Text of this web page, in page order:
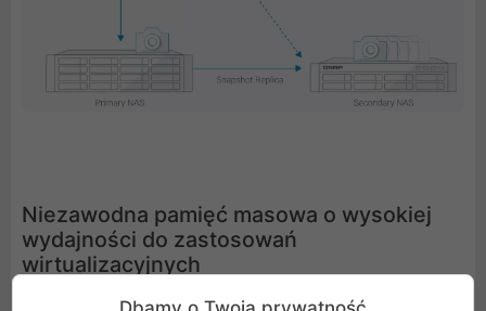
Niezawodna pamięć masowa o wysokiej
wydajności do zastosowań
wirtualizacyjnych